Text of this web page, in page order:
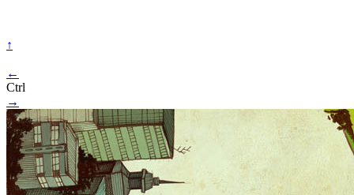
↑
←
Ctrl
→